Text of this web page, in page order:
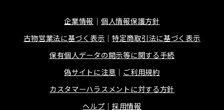
企業情報
個人情報保護方針
古物営業法に基づく表示
特定商取引法に基づく表示
保有個人データの開示等に関する手続
偽サイトに注意
ご利用規約
カスタマーハラスメントに対する方針
ヘルプ
採用情報